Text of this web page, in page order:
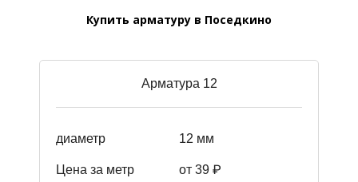
Купить арматуру в Поседкино
Арматура 12
диаметр 12 мм
Цена за метр от 39 ₽